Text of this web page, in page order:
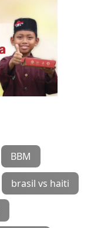
BBM
brasil vs haiti